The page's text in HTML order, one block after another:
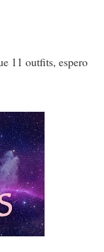
11 outfits, espero